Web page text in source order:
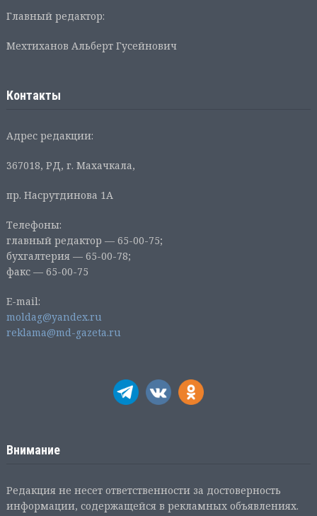
Главный редактор:
Мехтиханов Альберт Гусейнович
Контакты
Адрес редакции:
367018, РД, г. Махачкала,
пр. Насрутдинова 1А
Телефоны:
главный редактор — 65-00-75;
бухгалтерия — 65-00-78;
факс — 65-00-75
E-mail:
moldag@yandex.ru
reklama@md-gazeta.ru
Внимание
Редакция не несет ответственности за достоверность
информации, содержащейся в рекламных объявлениях.